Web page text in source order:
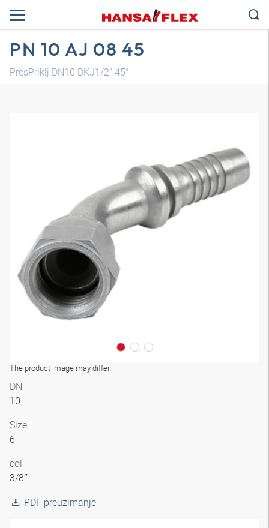
PN 10 AJ 08 45
PresPriklj DN10 DKJ1/2" 45°
The product image may differ
3D model
DN
10
Size
6
col
3/8″
PDF preuzimanje